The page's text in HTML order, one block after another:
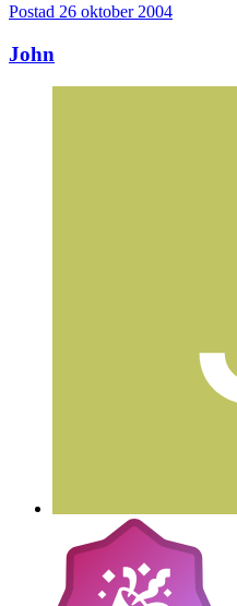
Postad 26 oktober 2004
John